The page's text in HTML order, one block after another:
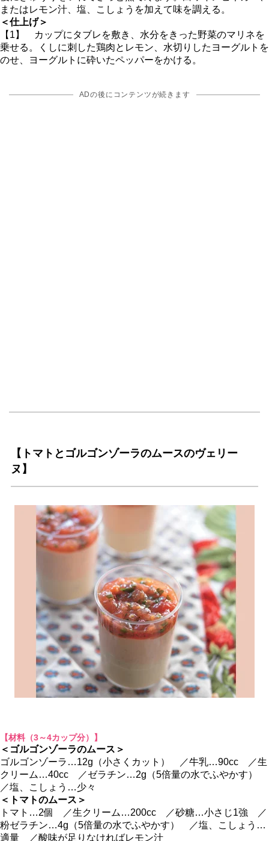
またはレモン汁、塩、こしょうを加えて味を調える。
＜仕上げ＞
【1】 カップにタブレを敷き、水分をきった野菜のマリネを
乗せる。くしに刺した鶏肉とレモン、水切りしたヨーグルトを
のせ、ヨーグルトに砕いたペッパーをかける。
ADの後にコンテンツが続きます
【トマトとゴルゴンゾーラのムースのヴェリー
ヌ】
【材料（3～4カップ分）】
＜ゴルゴンゾーラのムース＞
ゴルゴンゾーラ…12g（小さくカット） ／牛乳…90cc ／生
クリーム…40cc ／ゼラチン…2g（5倍量の水でふやかす）
／塩、こしょう…少々
＜トマトのムース＞
トマト…2個 ／生クリーム…200cc ／砂糖…小さじ1強 ／
粉ゼラチン…4g（5倍量の水でふやかす） ／塩、こしょう…
適量 ／酸味が足りなければレモン汁